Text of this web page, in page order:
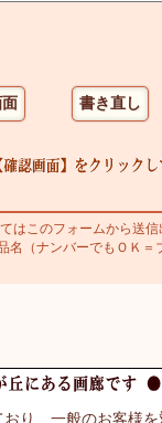
はこのフォームから送
名（ナンバーでもＯＫ
り、一般のお客様